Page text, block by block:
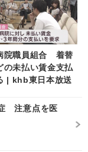
院職員組合 着替
の未払い賃金支払
| khb東日本放送
注意点を医